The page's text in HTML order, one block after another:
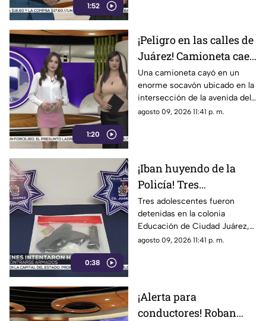
1:52
1:20
¡Peligro en las calles de
Juárez! Camioneta cae
en enorme socavón
tras las lluvias y
autoridades cierran la
zona
Una camioneta cayó en un
enorme socavón ubicado en la
intersección de la avenida del
Charro y la avenida de la Raza
agosto 09, 2026 11:41 p. m.
0:38
¡Iban huyendo de la
Policía! Tres
adolescentes son
detenidas en Juárez y
descubren un arma
oculta en la guantera
Tres adolescentes fueron
detenidas en la colonia
Educación de Ciudad Juárez,
Chihuahua, luego de
agosto 09, 2026 11:41 p. m.
¡Alerta para
conductores! Roban